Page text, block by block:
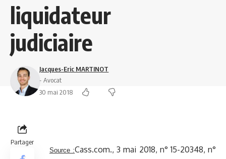
liquidateur
judiciaire
Jacques-Eric MARTINOT
- Avocat
30 mai 2018
Partager
Source :Cass.com., 3 mai 2018, n° 15-20348, n°